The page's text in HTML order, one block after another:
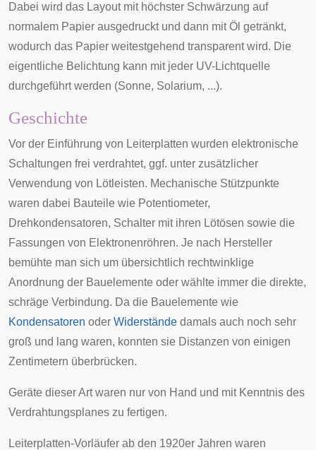
Dabei wird das Layout mit höchster Schwärzung auf
normalem Papier ausgedruckt und dann mit Öl getränkt,
wodurch das Papier weitestgehend transparent wird. Die
eigentliche Belichtung kann mit jeder UV-Lichtquelle
durchgeführt werden (Sonne, Solarium, ...).
Geschichte
Vor der Einführung von Leiterplatten wurden elektronische
Schaltungen frei verdrahtet, ggf. unter zusätzlicher
Verwendung von Lötleisten. Mechanische Stützpunkte
waren dabei Bauteile wie Potentiometer,
Drehkondensatoren, Schalter mit ihren Lötösen sowie die
Fassungen von Elektronenröhren. Je nach Hersteller
bemühte man sich um übersichtlich rechtwinklige
Anordnung der Bauelemente oder wählte immer die direkte,
schräge Verbindung. Da die Bauelemente wie
Kondensatoren oder Widerstände damals auch noch sehr
groß und lang waren, konnten sie Distanzen von einigen
Zentimetern überbrücken.
Geräte dieser Art waren nur von Hand und mit Kenntnis des
Verdrahtungsplanes zu fertigen.
Leiterplatten-Vorläufer ab den 1920er Jahren waren